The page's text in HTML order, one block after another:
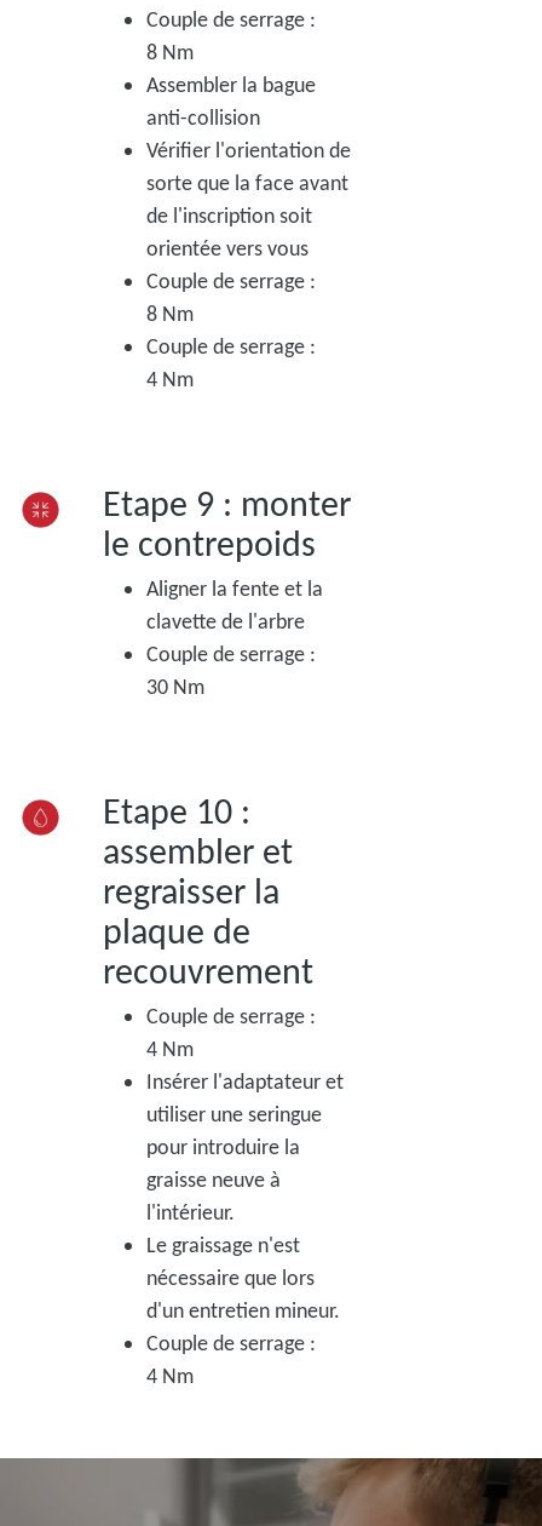
Couple de serrage :
8 Nm
Assembler la bague
anti-collision
Vérifier l'orientation de
sorte que la face avant
de l'inscription soit
orientée vers vous
Couple de serrage :
8 Nm
Couple de serrage :
4 Nm
Etape 9 : monter
le contrepoids
Aligner la fente et la
clavette de l'arbre
Couple de serrage :
30 Nm
Etape 10 :
assembler et
regraisser la
plaque de
recouvrement
Couple de serrage :
4 Nm
Insérer l'adaptateur et
utiliser une seringue
pour introduire la
graisse neuve à
l'intérieur.
Le graissage n'est
nécessaire que lors
d'un entretien mineur.
Couple de serrage :
4 Nm